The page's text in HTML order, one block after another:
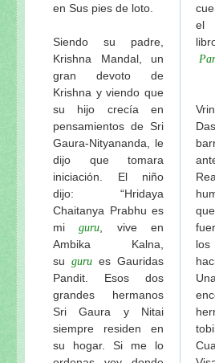
en Sus pies de loto.
Siendo su padre,
Krishna Mandal, un
gran devoto de
Krishna y viendo que
su hijo crecía en
pensamientos de Sri
Gaura-Nityananda, le
dijo que tomara
iniciación. El niño
dijo: “Hridaya
Chaitanya Prabhu es
mi guru , vive en
Ambika Kalna,
su guru es Gauridas
Pandit. Esos dos
grandes hermanos
Sri Gaura y Nitai
siempre residen en
su hogar. Si me lo
el